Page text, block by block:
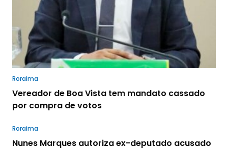
Roraima
Vereador de Boa Vista tem mandato cassado
por compra de votos
Roraima
Nunes Marques autoriza ex-deputado acusado